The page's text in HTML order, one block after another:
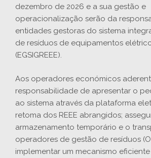
dezembro de 2026 e a sua gestão e
operacionalização serão da
entidades gestoras do sistema
de resíduos de equipamentos
(EGSIGREEE).
Aos operadores económicos
responsabilidade de apresentar o
ao sistema através da plataforma
retoma dos REEE abrangidos;
armazenamento temporário e o
operadores de gestão de resíduos
implementar um mecanismo